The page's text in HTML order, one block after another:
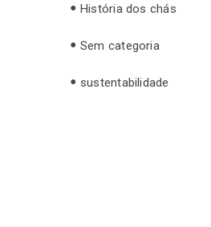
História dos chás
Sem categoria
sustentabilidade